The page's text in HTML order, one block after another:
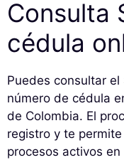
Consulta
cédula
Puedes consultar
número de cédula
de Colombia. El
registro y te
procesos activos